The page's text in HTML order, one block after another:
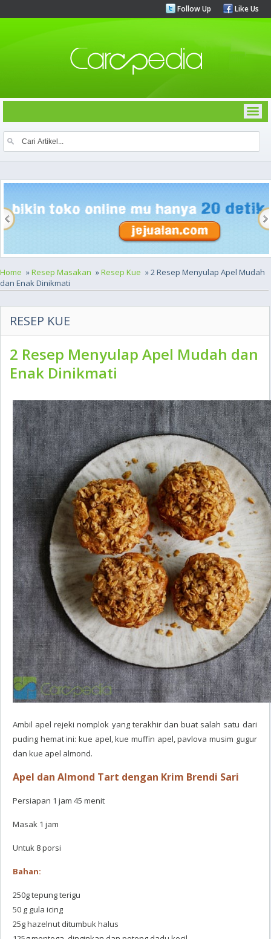
Follow Up Like Us
Home »Resep Masakan »Resep Kue » 2 Resep Menyulap Apel Mudah
dan Enak Dinikmati
RESEP KUE
2 Resep Menyulap Apel Mudah dan
Enak Dinikmati
Ambil apel rejeki nomplok yang terakhir dan buat salah satu dari
puding hemat ini: kue apel, kue muffin apel, pavlova musim gugur
dan kue apel almond.
Apel dan Almond Tart dengan Krim Brendi Sari
Persiapan 1 jam 45 menit
Masak 1 jam
Untuk 8 porsi
Bahan:
250g tepung terigu
50 g gula icing
25g hazelnut ditumbuk halus